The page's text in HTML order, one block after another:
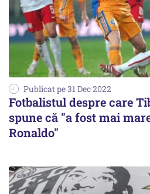
Publicat pe 31 Dec 2022
Fotbalistul despre care
spune că "a fost mai
Ronaldo"